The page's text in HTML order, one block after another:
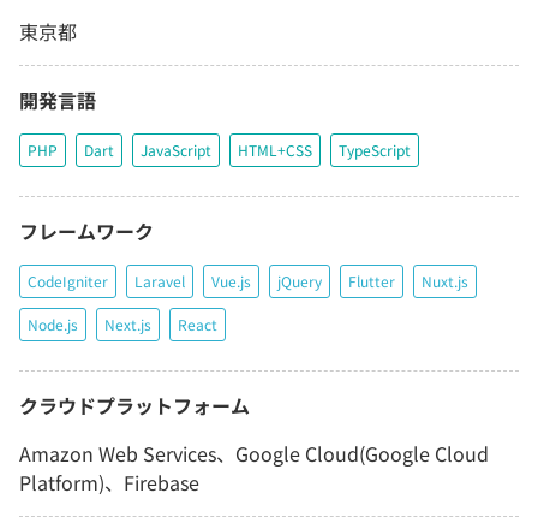
東京都
開発言語
PHP Dart JavaScript HTML+CSS TypeScript
フレームワーク
CodeIgniter Laravel Vue.js jQuery Flutter Nuxt.js
Node.js Next.js React
クラウドプラットフォーム
Amazon Web Services、Google Cloud(Google Cloud
Platform)、Firebase